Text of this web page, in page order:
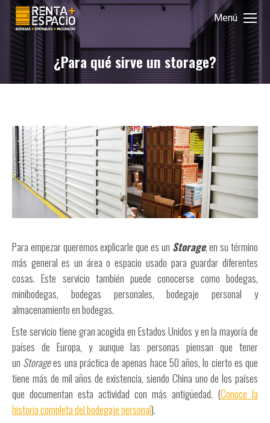
Menú
¿Para qué sirve un storage?
Para empezar queremos explicarle que es un Storage, en su término
más general es un área o espacio usado para guardar diferentes
cosas. Este servicio también puede conocerse como bodegas,
minibodegas, bodegas personales, bodegaje personal y
almacenamiento en bodegas.
Este servicio tiene gran acogida en Estados Unidos y en la mayoría de
países de Europa, y aunque las personas piensan que tener
un Storagees una práctica de apenas hace 50 años, lo cierto es que
tiene más de mil años de existencia, siendo China uno de los países
que documentan esta actividad con más antigüedad. (Conoce la
historia completa del bodegaje personal).